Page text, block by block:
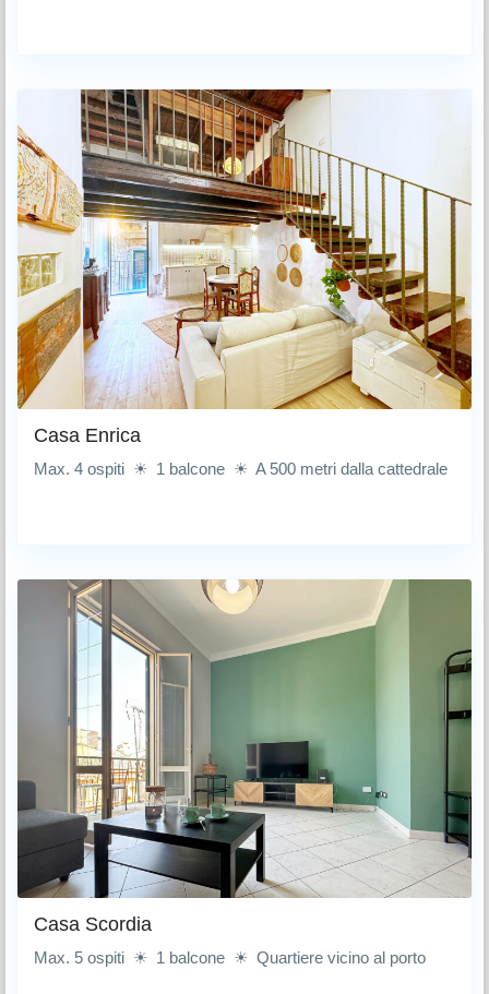
Casa Enrica
Max. 4 ospiti ☀ 1 balcone ☀ A 500 metri dalla cattedrale
Casa Scordia
Max. 5 ospiti ☀ 1 balcone ☀ Quartiere vicino al porto